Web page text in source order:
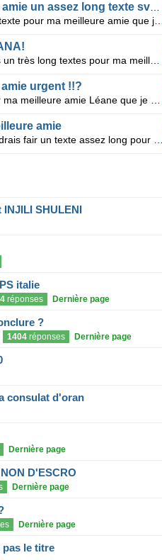
Un texte pour moi et ma meilleure amie un assez long texte svp :)
Salut je m'appelle Alicia et j'aimerais un texte pour ma meilleure amie que j'adore trop, Eloane. Je
Bonjour je m'appelle Sabrina,je voudrais un très long textes pour ma meilleure amie Shana,ça fait de
urgent !!?
amie
SHULENI
italie
réponses Dernière page
?
1404réponses Dernière page
consulat d'oran
Dernière page
D'ESCRO
Dernière page
Dernière page
le titre